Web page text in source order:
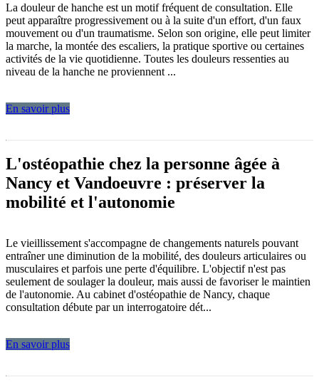
La douleur de hanche est un motif fréquent de consultation. Elle
peut apparaître progressivement ou à la suite d'un effort, d'un faux
mouvement ou d'un traumatisme. Selon son origine, elle peut limiter
la marche, la montée des escaliers, la pratique sportive ou certaines
activités de la vie quotidienne. Toutes les douleurs ressenties au
niveau de la hanche ne proviennent ...
En savoir plus
L'ostéopathie chez la personne âgée à
Nancy et Vandoeuvre : préserver la
mobilité et l'autonomie
Le vieillissement s'accompagne de changements naturels pouvant
entraîner une diminution de la mobilité, des douleurs articulaires ou
musculaires et parfois une perte d'équilibre. L'objectif n'est pas
seulement de soulager la douleur, mais aussi de favoriser le maintien
de l'autonomie. Au cabinet d'ostéopathie de Nancy, chaque
consultation débute par un interrogatoire dét...
En savoir plus